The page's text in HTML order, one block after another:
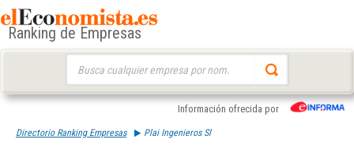
Ranking de Empresas
Información ofrecida por
Directorio Ranking Empresas Plai Ingenieros Sl